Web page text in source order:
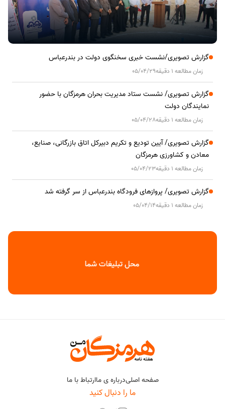
گزارش تصویری/نشست خبری سخنگوی دولت در بندرعباس
زمان مطالعه 1 دقیقه 05/04/29
گزارش تصویری/ نشست ستاد مدیریت بحران هرمزگان با حضور
نمایندگان دولت
زمان مطالعه 1 دقیقه 05/04/28
گزارش تصویری/ آیین تودیع و تکریم دبیرکل اتاق بازرگانی، صنایع،
معادن و کشاورزی هرمزگان
زمان مطالعه 1 دقیقه 05/04/23
گزارش تصویری/ پروازهای فرودگاه بندرعباس از سر گرفته شد
زمان مطالعه 1 دقیقه 05/04/14
صفحه اصلیدرباره ی ماارتباط با ما
ما را دنبال کنید